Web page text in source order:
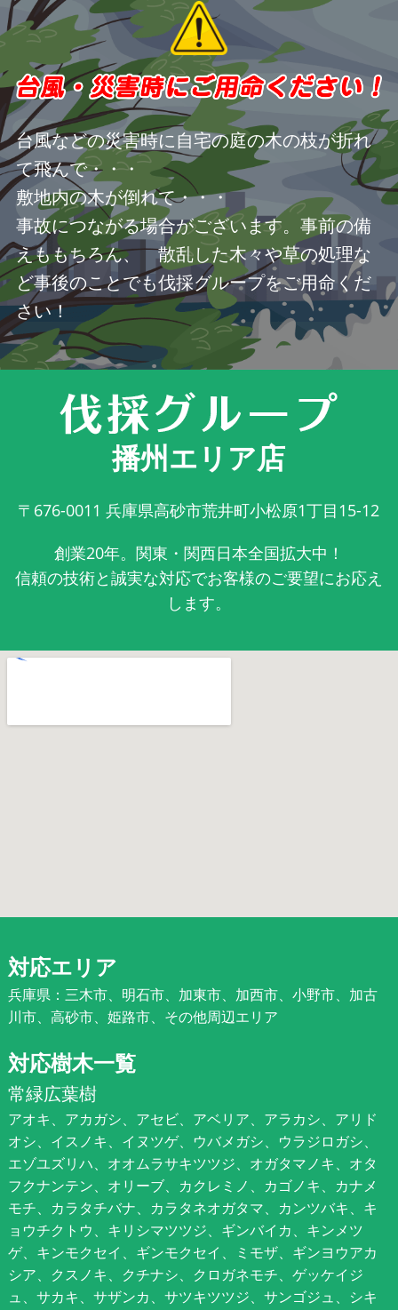
台風などの災害時に自宅の庭の木の枝が折れ
て飛んで・・・
敷地内の木が倒れて・・・
事故につながる場合がございます。事前の備
えももちろん、 散乱した木々や草の処理な
ど事後のことでも伐採グループをご用命くだ
さい！
播州エリア店
〒676-0011 兵庫県高砂市荒井町小松原1丁目15-12
創業20年。関東・関西日本全国拡大中！
信頼の技術と誠実な対応でお客様のご要望にお応え
します。
対応エリア
兵庫県：三木市、明石市、加東市、加西市、小野市、加古
川市、高砂市、姫路市、その他周辺エリア
対応樹木一覧
常緑広葉樹
アオキ、アカガシ、アセビ、アベリア、アラカシ、アリド
オシ、イスノキ、イヌツゲ、ウバメガシ、ウラジロガシ、
エゾユズリハ、オオムラサキツツジ、オガタマノキ、オタ
フクナンテン、オリーブ、カクレミノ、カゴノキ、カナメ
モチ、カラタチバナ、カラタネオガタマ、カンツバキ、キ
ョウチクトウ、キリシマツツジ、ギンバイカ、キンメツ
ゲ、キンモクセイ、ギンモクセイ、ミモザ、ギンヨウアカ
シア、クスノキ、クチナシ、クロガネモチ、ゲッケイジ
ュ、サカキ、サザンカ、サツキツツジ、サンゴジュ、シキ